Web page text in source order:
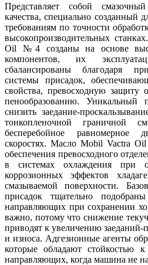
Представляет собой
качества, специально созданный
требованиям по точности
высокопроизводительных
Oil №4 созданы на основе
компонентов, их
сбалансированы благодаря
системы присадок,
свойства, превосходную защиту
пенообразованию. Уникальный
снизить заедание-
тонкопленочной граничной
бесперебойное равномерное
скоростях. Масло Mobil Vactra
обеспечения превосходного
в системах охлаждения при
коррозионных эффектов
смазываемой поверхности.
присадок тщательно
направляющих при сохранении
важно, потому что снижение
приводят к увеличению заеданий-
и износа. Адгезионные агенты
которые обладают стойкостью
направляющих, когда машина не